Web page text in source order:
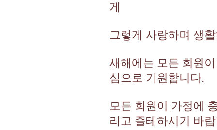
게
그렇게 사랑하며 생
새해에는 모든 회원
심으로 기원합니다.
모든 회원이 가정에
리고 즐테하시기 바